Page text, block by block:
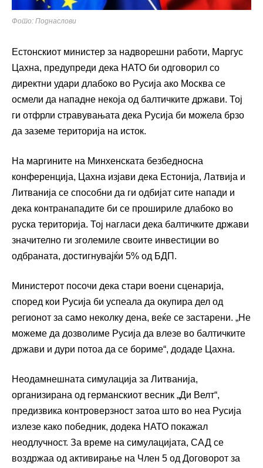
Фото: Поднаслови
Естонскиот министер за надворешни работи, Маргус
Цахна, предупреди дека НАТО би одговорил со
директни удари длабоко во Русија ако Москва се
осмели да нападне некоја од балтичките држави. Тој
ги отфрли стравувањата дека Русија би можела брзо
да заземе територија на исток.
На маргините на Минхенската безбедносна
конференција, Цахна изјави дека Естонија, Латвија и
Литванија се способни да ги одбијат сите напади и
дека контранападите би се прошириле длабоко во
руска територија. Тој нагласи дека балтичките држави
значително ги зголемиле своите инвестиции во
одбраната, достигнувајќи 5% од БДП.
Министерот посочи дека стари воени сценарија,
според кои Русија би успеала да окупира дел од
регионот за само неколку дена, веќе се застарени. „Не
можеме да дозволиме Русија да влезе во балтичките
држави и дури потоа да се бориме“, додаде Цахна.
Неодамнешната симулација за Литванија,
организирана од германскиот весник „Ди Велт“,
предизвика контроверзност затоа што во неа Русија
излезе како победник, додека НАТО покажал
неодлучност. За време на симулацијата, САД се
воздржаа од активирање на Член 5 од Договорот за